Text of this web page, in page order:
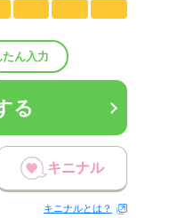
ん入力
る
キニナル
キニナルとは？